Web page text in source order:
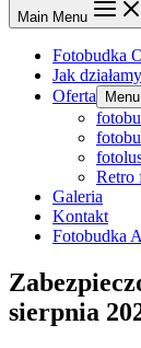
Main Menu
Fotobudka
Jak działamy
Oferta
Retro
Galeria
Kontakt
Fotobudka
sierpnia